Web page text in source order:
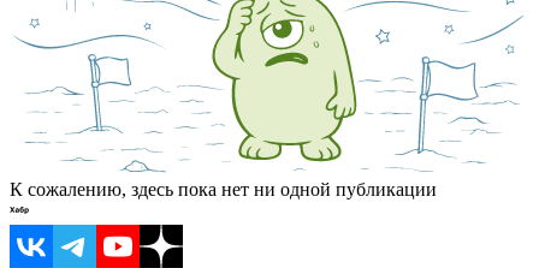
К сожалению, здесь пока нет ни одной публикации